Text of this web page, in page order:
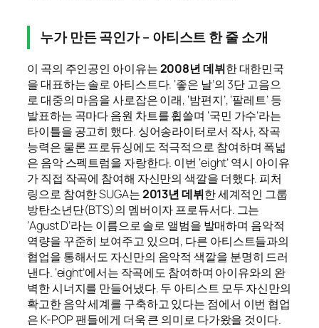
누가 만든 곡인가 – 아티스트 한 줄 소개
이 곡의 주인공인 아이유는2008년 데뷔한 대한민국
을 대표하는 솔로 아티스트다. ‘좋은 날’의 3단 고음으
로 대중의 마음을 사로잡은 이래, ‘밤편지’, ‘팔레트’ 등
발표하는 곡마다 음원 차트를 휩쓸며 ‘국민 가수’라는
타이틀을 공고히 했다. 싱어송라이터로서 작사, 작곡
능력은 물론 프로듀싱에도 적극적으로 참여하며 폭넓
은 음악 스펙트럼을 자랑한다. 이번 ‘eight’ 역시 아이유
가 직접 작곡에 참여해 자신만의 색깔을 더했다. 피처
링으로 참여한 SUGA는2013년 데뷔한 세계적인 그룹
방탄소년단(BTS)의 멤버이자 프로듀서다. 그는
‘Agust D’라는 이름으로 솔로 앨범을 발매하며 음악적
역량을 꾸준히 보여주고 있으며, 다른 아티스트들과의
협업을 통해서도 자신만의 음악적 색깔을 분명히 드러
낸다. ‘eight’에서는 작곡에도 참여하며 아이유와의 완
벽한 시너지를 만들어냈다. 두 아티스트 모두 자신만의
확고한 음악 세계를 구축하고 있다는 점에서 이번 협업
은 K-POP 팬들에게 더욱 큰 의미로 다가왔을 것이다.